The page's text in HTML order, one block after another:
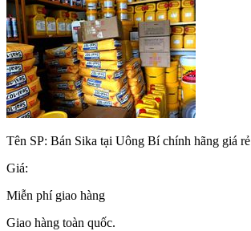
Tên SP: Bán Sika tại Uông Bí chính hãng giá rẻ
Giá:
Miễn phí giao hàng
Giao hàng toàn quốc.